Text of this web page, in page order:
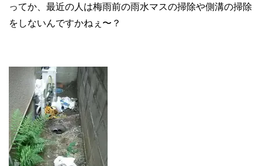
ってか、最近の人は梅雨前の雨水マスの掃除や側溝の掃除
をしないんですかねぇ〜？